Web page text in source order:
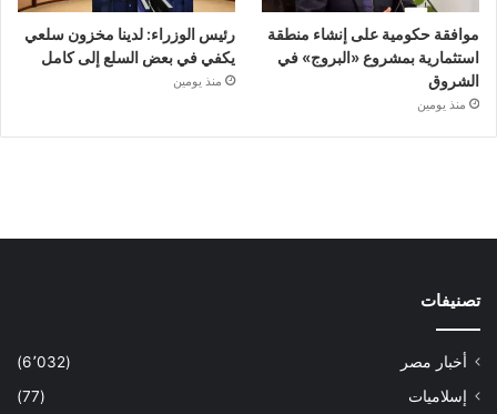
موافقة حكومية على إنشاء منطقة
استثمارية بمشروع «البروج» في
الشروق
منذ يومين
رئيس الوزراء: لدينا مخزون سلعي
يكفي في بعض السلع إلى كامل
منذ يومين
تصنيفات
أخبار مصر
(6٬032)
إسلاميات
(77)